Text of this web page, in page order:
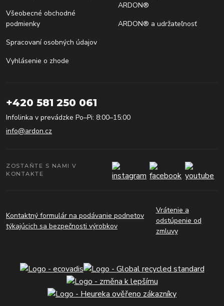
Všeobecné obchodné
podmienky
Spracovaní osobných údajov
Vyhlásenie o zhode
ARDON®
ARDON® a udržateľnosť
+420 581 250 061
Infolinka v prevádzke Po–Pi: 8:00–15:00
info@ardon.cz
ZOSTAŇTE S NAMI V
KONTAKTE
Kontaktný formulár na podávanie podnetov
týkajúcich sa bezpečnosti výrobkov
Vrátenie a
odstúpenie od
zmluvy